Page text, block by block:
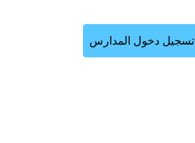
تسجيل دخول المدارس